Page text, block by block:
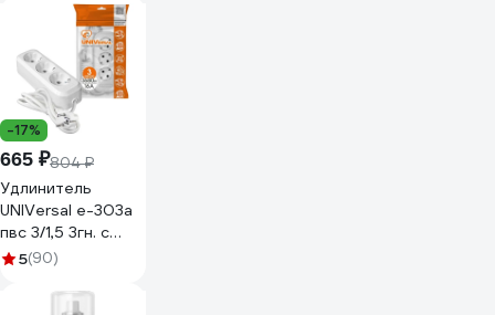
-17%
665 ₽804 ₽
Удлинитель
UNIVersal е-303а
пвс 3/1,5 3гн. с
заземлением,
(еврослот) 1722
5(90)